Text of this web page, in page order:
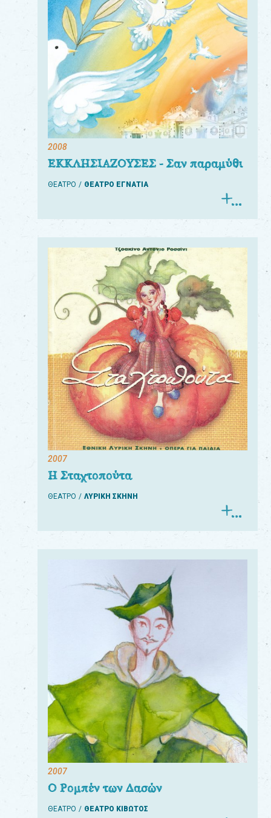
2008
ΕΚΚΛΗΣΙΑΖΟΥΣΕΣ - Σαν παραμύθι
ΘΕΑΤΡΟ ΘΕΑΤΡΟ ΕΓΝΑΤΙΑ
2007
Η Σταχτοπούτα
ΘΕΑΤΡΟ ΛΥΡΙΚΗ ΣΚΗΝΗ
2007
Ο Ρομπέν των Δασών
ΘΕΑΤΡΟ ΘΕΑΤΡΟ ΚΙΒΩΤΟΣ